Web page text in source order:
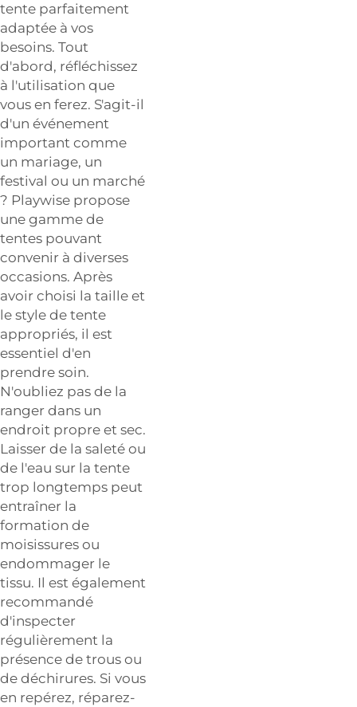
tente parfaitement
adaptée à vos
besoins. Tout
d'abord, réfléchissez
à l'utilisation que
vous en ferez. S'agit-il
d'un événement
important comme
un mariage, un
festival ou un marché
? Playwise propose
une gamme de
tentes pouvant
convenir à diverses
occasions. Après
avoir choisi la taille et
le style de tente
appropriés, il est
essentiel d'en
prendre soin.
N'oubliez pas de la
ranger dans un
endroit propre et sec.
Laisser de la saleté ou
de l'eau sur la tente
trop longtemps peut
entraîner la
formation de
moisissures ou
endommager le
tissu. Il est également
recommandé
d'inspecter
régulièrement la
présence de trous ou
de déchirures. Si vous
en repérez, réparez-